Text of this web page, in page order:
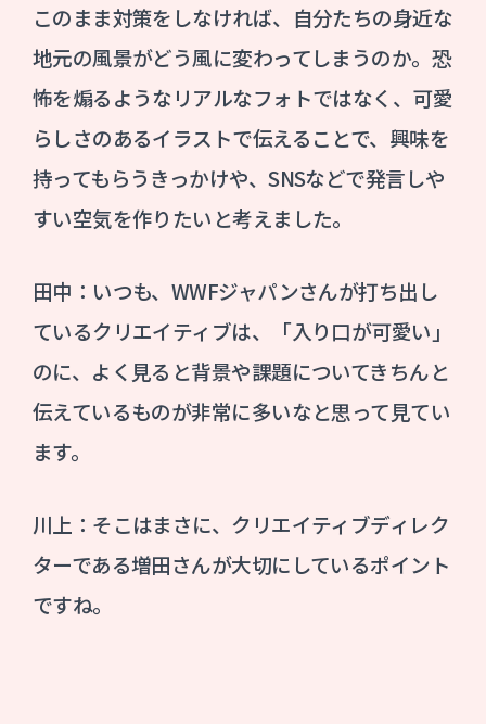
このまま対策をしなければ、自分たちの身近な
地元の風景がどう風に変わってしまうのか。恐
怖を煽るようなリアルなフォトではなく、可愛
らしさのあるイラストで伝えることで、興味を
持ってもらうきっかけや、SNSなどで発言しや
すい空気を作りたいと考えました。
田中：いつも、WWFジャパンさんが打ち出し
ているクリエイティブは、「入り口が可愛い」
のに、よく見ると背景や課題についてきちんと
伝えているものが非常に多いなと思って見てい
ます。
川上：そこはまさに、クリエイティブディレク
ターである増田さんが大切にしているポイント
ですね。